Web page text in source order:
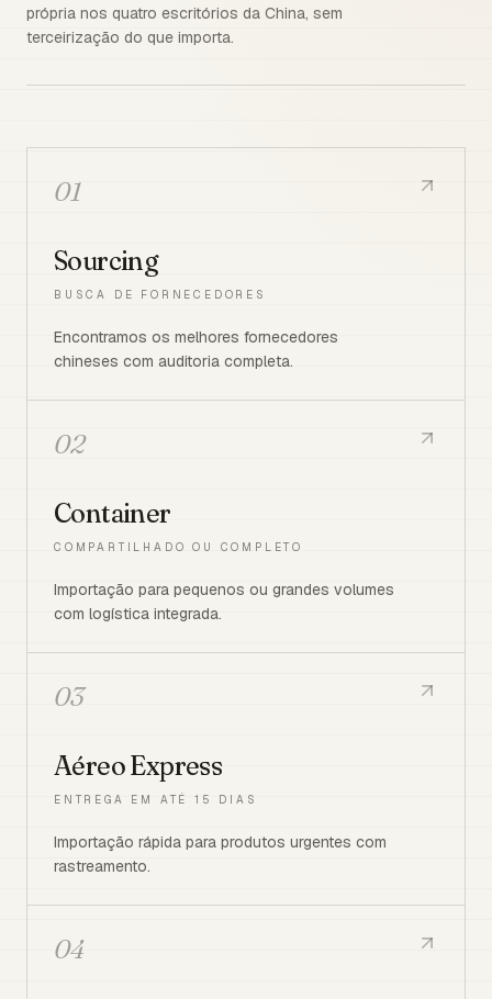
própria nos quatro escritórios da China, sem
terceirização do que importa.
01
Sourcing
BUSCA DE FORNECEDORES
Encontramos os melhores fornecedores
chineses com auditoria completa.
02
Container
COMPARTILHADO OU COMPLETO
Importação para pequenos ou grandes volumes
com logística integrada.
03
Aéreo Express
ENTREGA EM ATÉ 15 DIAS
Importação rápida para produtos urgentes com
rastreamento.
04